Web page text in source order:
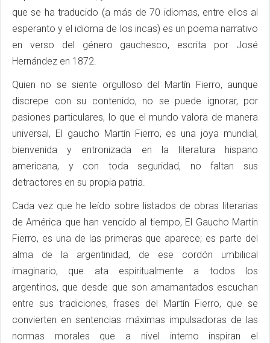
que se ha traducido (a más de 70 idiomas, entre ellos al
esperanto y el idioma de los incas) es un poema narrativo
en verso del género gauchesco, escrita por José
Hernández en 1872.
Quien no se siente orgulloso del Martín Fierro, aunque
discrepe con su contenido, no se puede ignorar, por
pasiones particulares, lo que el mundo valora de manera
universal, El gaucho Martín Fierro, es una joya mundial,
bienvenida y entronizada en la literatura hispano
americana, y con toda seguridad, no faltan sus
detractores en su propia patria.
Cada vez que he leído sobre listados de obras literarias
de América que han vencido al tiempo, El Gaucho Martín
Fierro, es una de las primeras que aparece; es parte del
alma de la argentinidad, de ese cordón umbilical
imaginario, que ata espiritualmente a todos los
argentinos, que desde que son amamantados escuchan
entre sus tradiciones, frases del Martín Fierro, que se
convierten en sentencias máximas impulsadoras de las
normas morales que a nivel interno inspiran el